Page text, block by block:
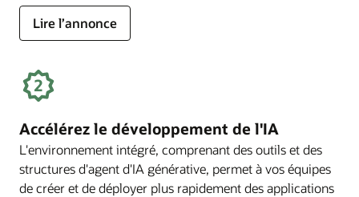
Lire l’annonce
Accélérez le développement de l'IA
L'environnement intégré, comprenant des outils et des
structures d'agent d'IA générative, permet à vos équipes
de créer et de déployer plus rapidement des applications